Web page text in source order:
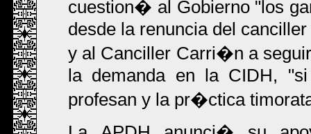
cuestion� al Gobierno "los
desde la renuncia del
y al Canciller Carri�n a
la demanda en la CIDH,
profesan y la pr�ctica